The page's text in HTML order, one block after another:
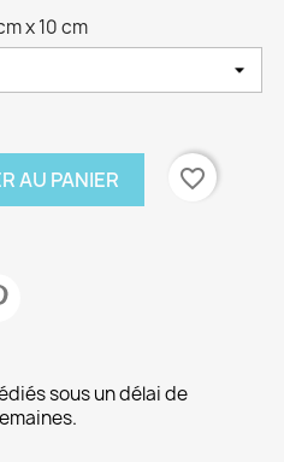
x 10 cm
AU PANIER
favorite_border
sous un délai de